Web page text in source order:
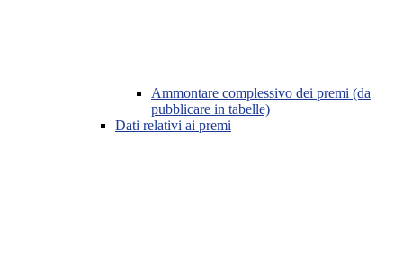
Ammontare complessivo dei premi (da
pubblicare in tabelle)
Dati relativi ai premi